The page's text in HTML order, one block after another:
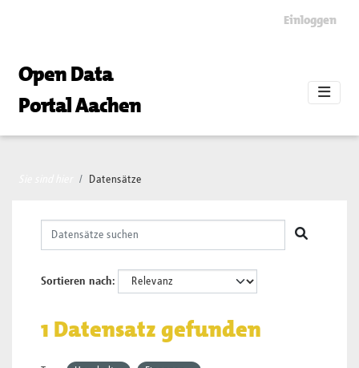
Einloggen
Open Data
Portal Aachen
Datensätze
Sortieren nach
1 Datensatz gefunden